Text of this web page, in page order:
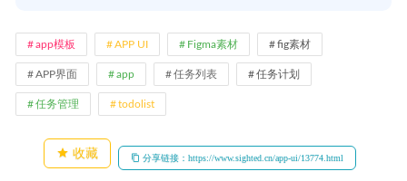
app模板 APP UI Figma素材 fig素材
APP界面 app 任务列表 任务计划
任务管理 todolist
收藏 分享链接：https://www.sighted.cn/app-ui/13774.html